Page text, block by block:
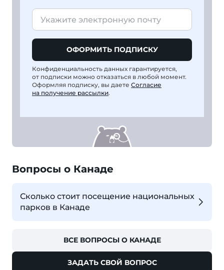
ОФОРМИТЬ ПОДПИСКУ
Конфиденциальность данных гарантируется,
от подписки можно отказаться в любой момент.
Оформляя подписку, вы даете Согласие
на получение рассылки.
Вопросы о Канаде
Сколько стоит посещение национальных
парков в Канаде
ВСЕ ВОПРОСЫ О КАНАДЕ
ЗАДАТЬ СВОЙ ВОПРОС